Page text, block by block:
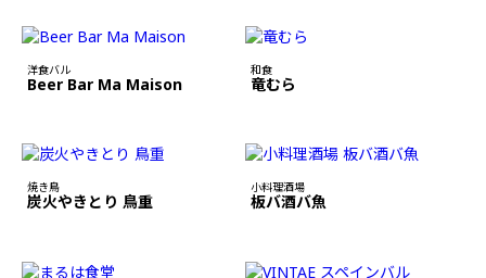
洋食バル
Beer Bar Ma Maison
和食
竜むら
焼き鳥
炭火やきとり 鳥重
小料理酒場
板バ酒バ魚